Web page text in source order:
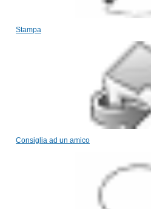
Stampa
Consiglia ad un amico